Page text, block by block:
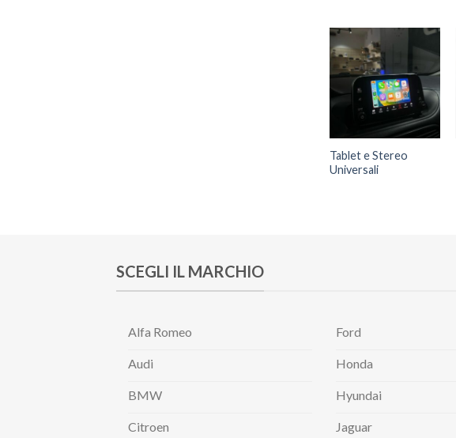
Tablet e Stereo
Universali
SCEGLI IL MARCHIO
Alfa Romeo
Audi
BMW
Citroen
Ford
Honda
Hyundai
Jaguar